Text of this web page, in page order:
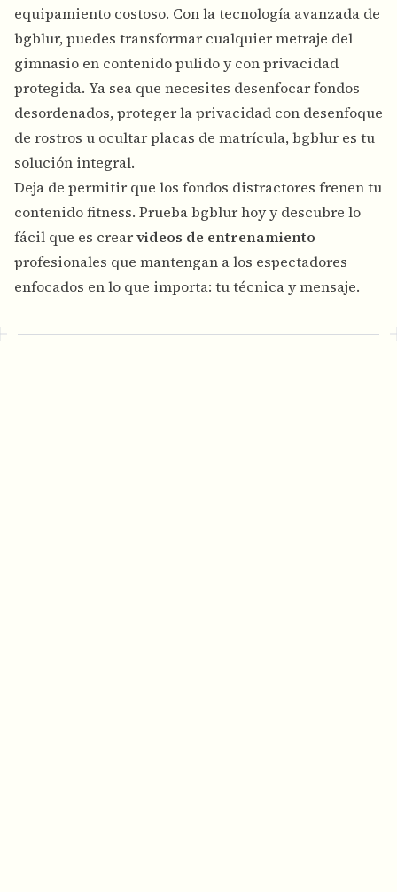
equipamiento costoso. Con la tecnología avanzada de
bgblur, puedes transformar cualquier metraje del
gimnasio en contenido pulido y con privacidad
protegida. Ya sea que necesites desenfocar fondos
desordenados, proteger la privacidad con desenfoque
de rostros u ocultar placas de matrícula, bgblur es tu
solución integral.
Deja de permitir que los fondos distractores frenen tu
contenido fitness. Prueba bgblur hoy y descubre lo
fácil que es crearvideos de entrenamiento
profesionales que mantengan a los espectadores
enfocados en lo que importa: tu técnica y mensaje.